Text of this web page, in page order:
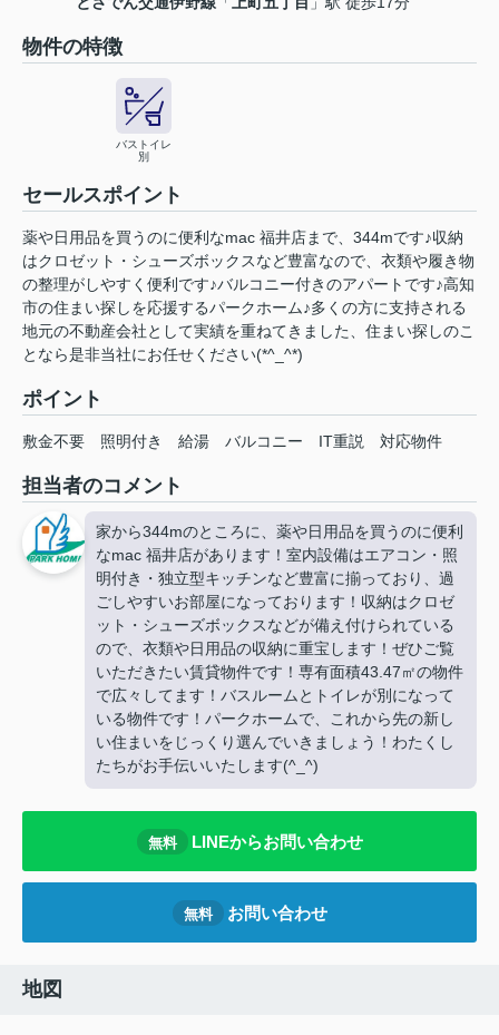
物件の特徴
バストイレ
別
セールスポイント
薬や日用品を買うのに便利なmac 福井店まで、344mです♪収納
はクロゼット・シューズボックスなど豊富なので、衣類や履き物
の整理がしやすく便利です♪バルコニー付きのアパートです♪高知
市の住まい探しを応援するパークホーム♪多くの方に支持される
地元の不動産会社として実績を重ねてきました、住まい探しのこ
となら是非当社にお任せください(*^_^*)
ポイント
敷金不要 照明付き 給湯 バルコニー IT重説 対応物件
担当者のコメント
家から344mのところに、薬や日用品を買うのに便利
なmac 福井店があります！室内設備はエアコン・照
明付き・独立型キッチンなど豊富に揃っており、過
ごしやすいお部屋になっております！収納はクロゼ
ット・シューズボックスなどが備え付けられている
ので、衣類や日用品の収納に重宝します！ぜひご覧
いただきたい賃貸物件です！専有面積43.47㎡の物件
で広々してます！バスルームとトイレが別になって
いる物件です！パークホームで、これから先の新し
い住まいをじっくり選んでいきましょう！わたくし
たちがお手伝いいたします(^_^)
無料 LINEからお問い合わせ
無料 お問い合わせ
地図